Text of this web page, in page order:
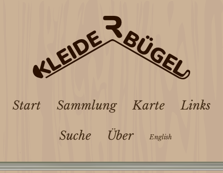
Start Sammlung Karte Links
Suche Über English